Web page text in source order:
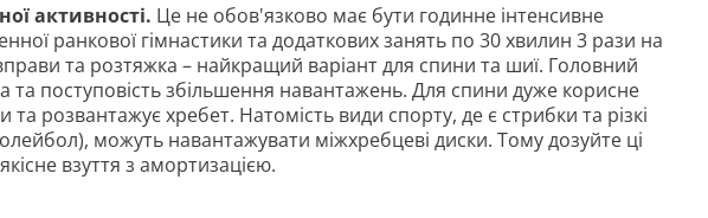
активності. Це не обов'язково має бути годинне інтенсивне
ранкової гімнастики та додаткових занять по 30 хвилин 3 рази на
та розтяжка – найкращий варіант для спини та шиї. Головний
поступовість збільшення навантажень. Для спини дуже корисне
та розвантажує хребет. Натомість види спорту, де є стрибки та різкі
можуть навантажувати міжхребцеві диски. Тому дозуйте ці
взуття з амортизацією.